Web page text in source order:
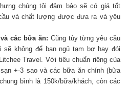
chúng tôi đảm bảo sẽ có giá tốt
và chất lượng được đưa ra và yêu
các bữa ăn: Cũng tùy từng yêu cầu
sẽ không để bạn ngủ tạm bợ hay đói
Travel. Với tiêu chuẩn riêng của
+-3 sao và các bữa ăn chính (bữa
bình là 150k/bữa/khách, còn các